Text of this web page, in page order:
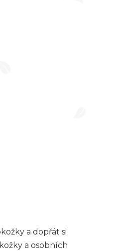
a dopřát si
a osobních